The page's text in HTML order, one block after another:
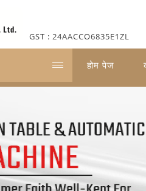
GST : 24AACCO6835E1ZL
होम पेज